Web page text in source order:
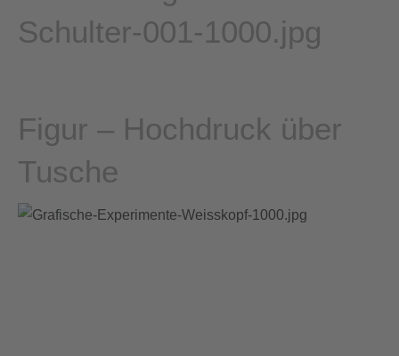
Figur – Hochdruck über
Tusche